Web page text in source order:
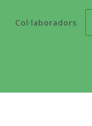
Col·laboradors